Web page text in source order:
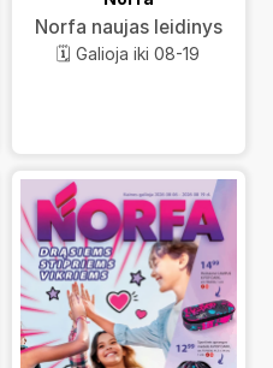
Norfa naujas leidinys
🗓️ Galioja iki 08-19